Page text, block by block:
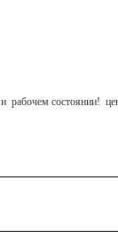
состоянии!